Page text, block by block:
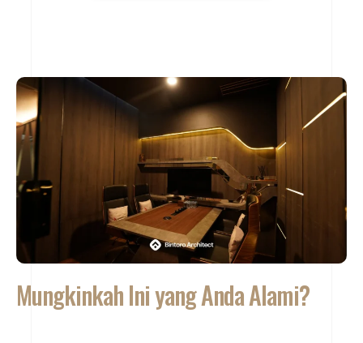
Mungkinkah Ini yang Anda Alami?